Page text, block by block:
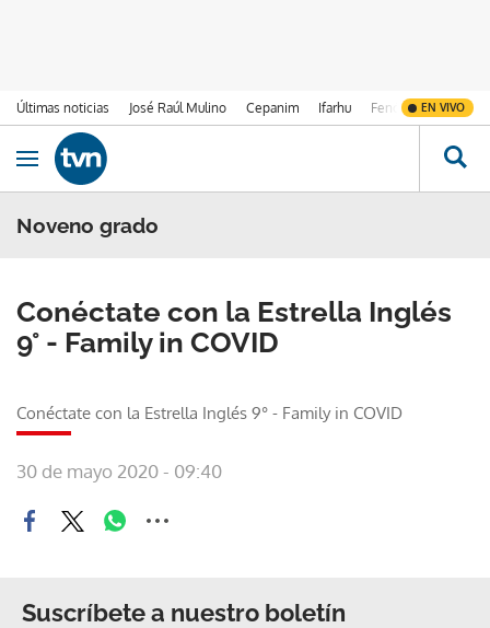
Últimas noticias José Raúl Mulino Cepanim Ifarhu Fenómeno de El
EN VIVO
Ir al contenido
Obrir navegació
Noveno grado
Conéctate con la Estrella Inglés
9° - Family in COVID
Conéctate con la Estrella Inglés 9° - Family in COVID
30 de mayo 2020 - 09:40
Suscríbete a nuestro boletín